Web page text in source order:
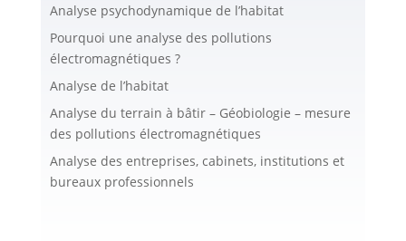
Analyse psychodynamique de l’habitat
Pourquoi une analyse des pollutions
électromagnétiques ?
Analyse de l’habitat
Analyse du terrain à bâtir – Géobiologie – mesure
des pollutions électromagnétiques
Analyse des entreprises, cabinets, institutions et
bureaux professionnels